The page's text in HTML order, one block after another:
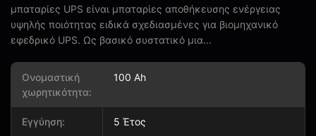
μπαταρίες UPS είναι μπαταρίες αποθήκευσης ενέργειας
υψηλής ποιότητας ειδικά σχεδιασμένες για βιομηχανικό
εφεδρικό UPS. Ως βασικό συστατικό μια...
Ονομαστική
χωρητικότητα:
100 Ah
Εγγύηση: 5 Έτος